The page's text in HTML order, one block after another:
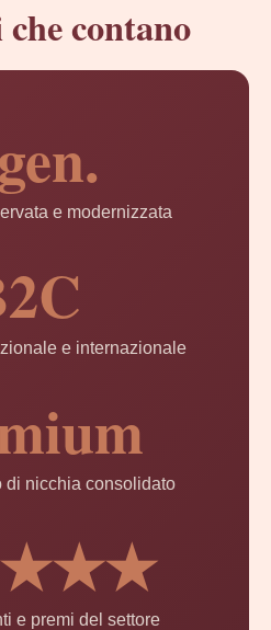
contano
e modernizzata
e internazionale
di nicchia consolidato
e premi del settore